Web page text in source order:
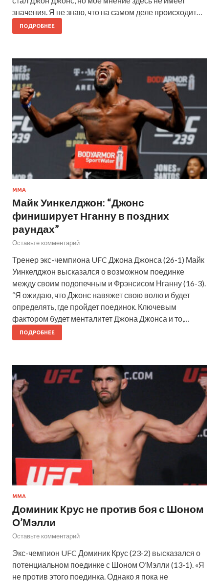
значения. Я не знаю, что на самом деле происходит…
ПОДРОБНЕЕ
ММА
Майк Уинкелджон: “Джонс
финиширует Нганну в поздних
раундах”
Оставьте комментарий
Тренер экс-чемпиона UFC Джона Джонса (26-1) Майк
Уинкелджон высказался о возможном поединке
между своим подопечным и Фрэнсисом Нганну (16-3).
“Я ожидаю, что Джонс навяжет свою волю и будет
определять, где пройдет поединок. Ключевым
фактором будет менталитет Джона Джонса и то,…
ПОДРОБНЕЕ
ММА
Доминик Крус не против боя с Шоном
О’Мэлли
Оставьте комментарий
Экс-чемпион UFC Доминик Крус (23-2) высказался о
потенциальном поединке с Шоном О’Мэлли (13-1). «Я
не против этого поединка. Однако я пока не